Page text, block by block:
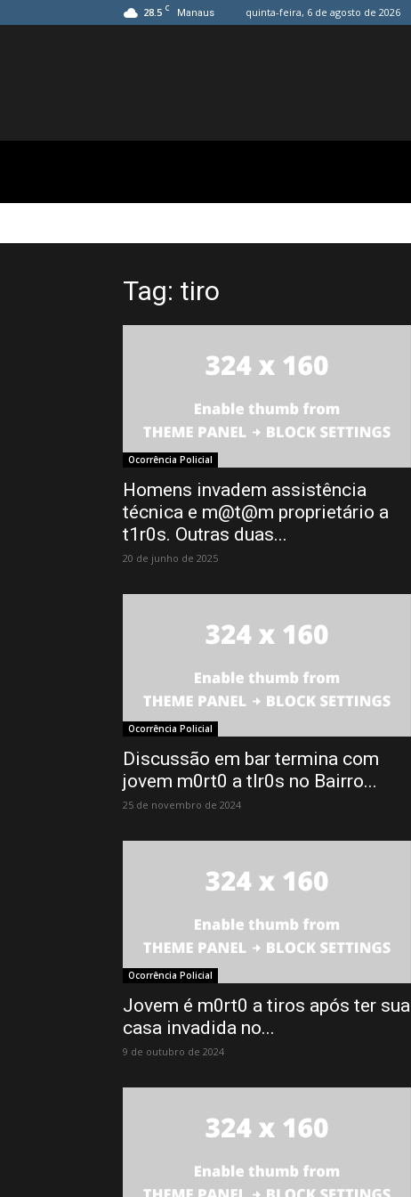
28.5 C Manaus quinta-feira, 6 de agosto de 2026
Tag: tiro
Ocorrência Policial
Homens invadem assistência
técnica e m@t@m proprietário a
t1r0s. Outras duas...
20 de junho de 2025
Ocorrência Policial
Discussão em bar termina com
jovem m0rt0 a tIr0s no Bairro...
25 de novembro de 2024
Ocorrência Policial
Jovem é m0rt0 a tiros após ter sua
casa invadida no...
9 de outubro de 2024